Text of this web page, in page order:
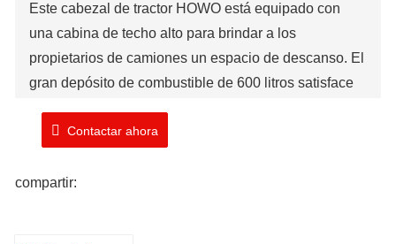
Este cabezal de tractor HOWO está equipado con
una cabina de techo alto para brindar a los
propietarios de camiones un espacio de descanso. El
gran depósito de combustible de 600 litros satisface
protectora del faro evita daños a la lámpara y
que absorben los impactos y cuentan con funciones
Contactar ahora
compartir: